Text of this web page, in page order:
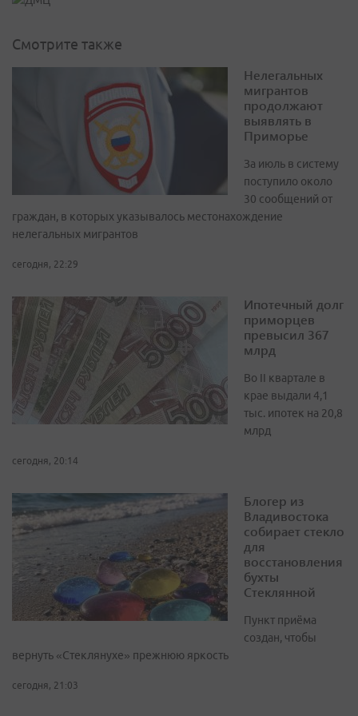
Смотрите также
Нелегальных
мигрантов
продолжают
выявлять в
Приморье
За июль в систему
поступило около
30 сообщений от
граждан, в которых указывалось местонахождение
нелегальных мигрантов
сегодня, 22:29
Ипотечный долг
приморцев
превысил 367
млрд
Во II квартале в
крае выдали 4,1
тыс. ипотек на 20,8
млрд
сегодня, 20:14
Блогер из
Владивостока
собирает стекло
для
восстановления
бухты
Стеклянной
Пункт приёма
создан, чтобы
вернуть «Стеклянухе» прежнюю яркость
сегодня, 21:03